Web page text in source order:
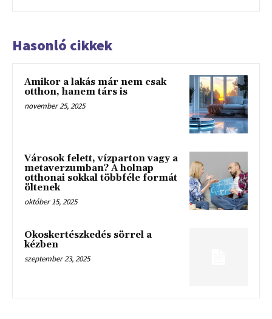
Hasonló cikkek
Amikor a lakás már nem csak
otthon, hanem társ is
november 25, 2025
Városok felett, vízparton vagy a
metaverzumban? A holnap
otthonai sokkal többféle formát
öltenek
október 15, 2025
Okoskertészkedés sörrel a
kézben
szeptember 23, 2025